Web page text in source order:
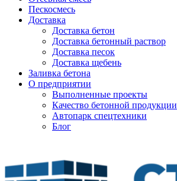
Пескосмесь
Доставка
Доставка бетон
Доставка бетонный раствор
Доставка песок
Доставка щебень
Заливка бетона
О предприятии
Выполненные проекты
Качество бетонной продукции
Автопарк спецтехники
Блог